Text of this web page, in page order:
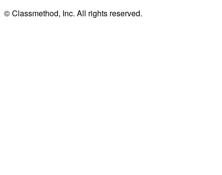
© Classmethod, Inc. All rights reserved.